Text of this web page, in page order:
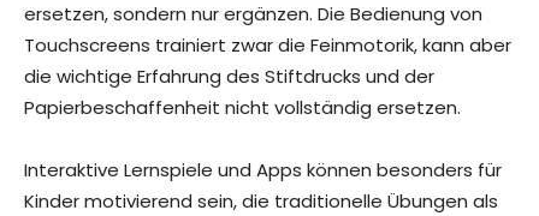
ersetzen, sondern nur ergänzen. Die Bedienung von
Touchscreens trainiert zwar die Feinmotorik, kann aber
die wichtige Erfahrung des Stiftdrucks und der
Papierbeschaffenheit nicht vollständig ersetzen.
Interaktive Lernspiele und Apps können besonders für
Kinder motivierend sein, die traditionelle Übungen als